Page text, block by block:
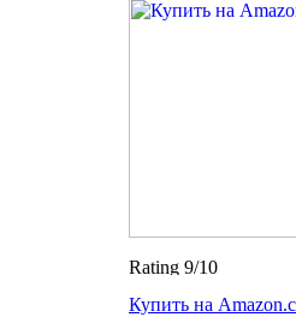
Купить на